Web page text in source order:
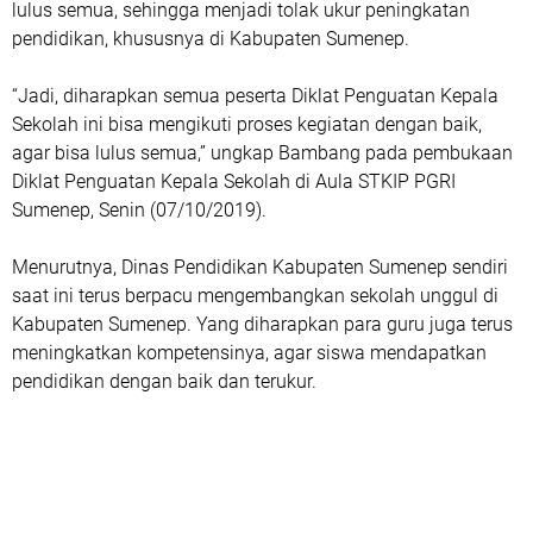
lulus semua, sehingga menjadi tolak ukur peningkatan
pendidikan, khususnya di Kabupaten Sumenep.
“Jadi, diharapkan semua peserta Diklat Penguatan Kepala
Sekolah ini bisa mengikuti proses kegiatan dengan baik,
agar bisa lulus semua,” ungkap Bambang pada pembukaan
Diklat Penguatan Kepala Sekolah di Aula STKIP PGRI
Sumenep, Senin (07/10/2019).
Menurutnya, Dinas Pendidikan Kabupaten Sumenep sendiri
saat ini terus berpacu mengembangkan sekolah unggul di
Kabupaten Sumenep. Yang diharapkan para guru juga terus
meningkatkan kompetensinya, agar siswa mendapatkan
pendidikan dengan baik dan terukur.